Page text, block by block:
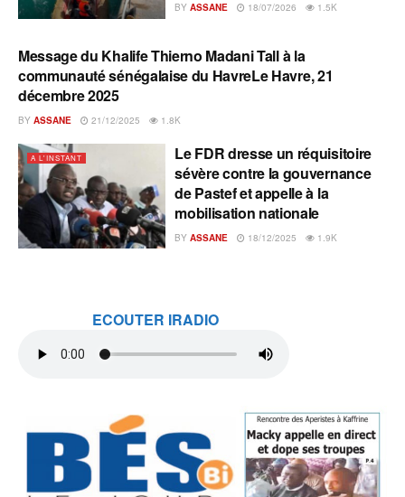
BY ASSANE 18/07/2026 1.5K
A L'INSTANT
Message du Khalife Thierno Madani Tall à la
communauté sénégalaise du HavreLe Havre, 21
décembre 2025
BY ASSANE 21/12/2025 1.8K
A L'INSTANT
Le FDR dresse un réquisitoire
sévère contre la gouvernance
de Pastef et appelle à la
mobilisation nationale
BY ASSANE 18/12/2025 1.9K
ECOUTER IRADIO